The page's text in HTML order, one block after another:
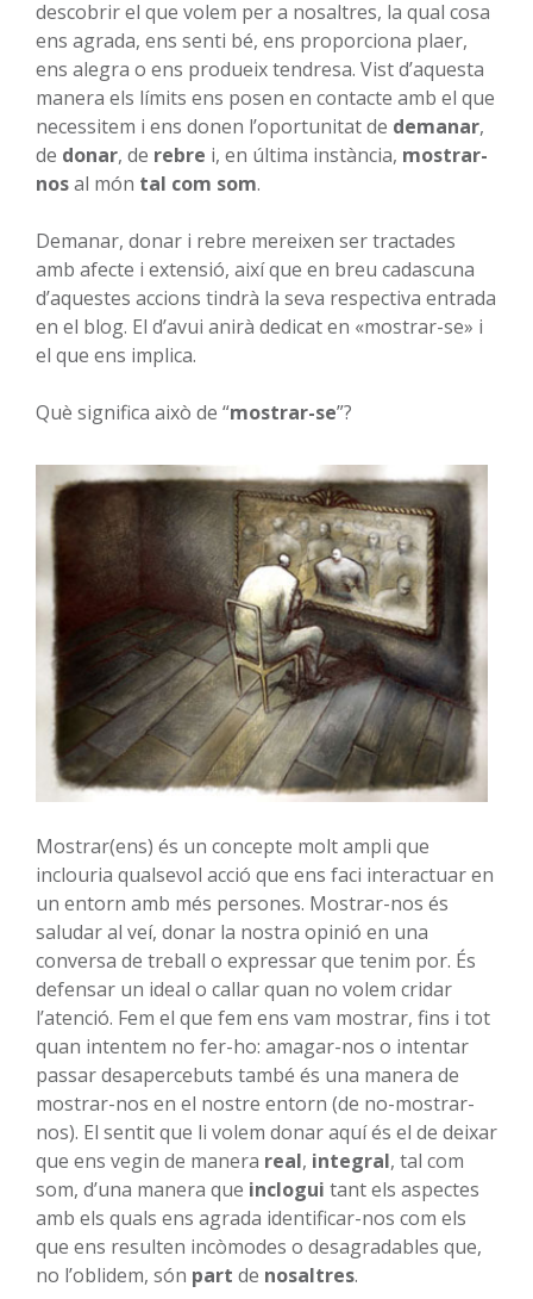
descobrir el que volem per a nosaltres, la qual cosa
ens agrada, ens senti bé, ens proporciona plaer,
ens alegra o ens produeix tendresa. Vist d’aquesta
manera els límits ens posen en contacte amb el que
necessitem i ens donen l’oportunitat de demanar,
de donar, de rebre i, en última instància, mostrar-
nosal món tal com som.
Demanar, donar i rebre mereixen ser tractades
amb afecte i extensió, així que en breu cadascuna
d’aquestes accions tindrà la seva respectiva entrada
en el blog. El d’avui anirà dedicat en «mostrar-se» i
el que ens implica.
Què significa això de “mostrar-se”?
Mostrar(ens) és un concepte molt ampli que
inclouria qualsevol acció que ens faci interactuar en
un entorn amb més persones. Mostrar-nos és
saludar al veí, donar la nostra opinió en una
conversa de treball o expressar que tenim por. És
defensar un ideal o callar quan no volem cridar
l’atenció. Fem el que fem ens vam mostrar, fins i tot
quan intentem no fer-ho: amagar-nos o intentar
passar desapercebuts també és una manera de
mostrar-nos en el nostre entorn (de no-mostrar-
nos). El sentit que li volem donar aquí és el de deixar
que ens vegin de manera real, integral, tal com
som, d’una manera que inclogui tant els aspectes
amb els quals ens agrada identificar-nos com els
que ens resulten incòmodes o desagradables que,
no l’oblidem, són part de nosaltres.